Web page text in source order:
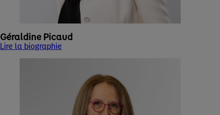
Géraldine Picaud
Lire la biographie